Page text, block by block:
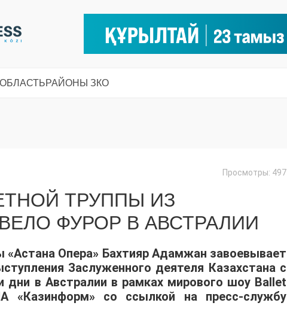
РАЙОНЫ ЗКО
Просмотры: 497
ТРУППЫ ИЗ
ФУРОР В АВСТРАЛИИ
Опера» Бахтияр Адамжан завоевывает
Заслуженного деятеля Казахстана с
дни в Австралии в рамках мирового шоу Ballet
«Казинформ» со ссылкой на пресс-службу